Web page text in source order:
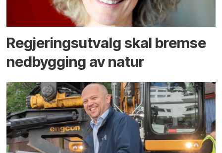
Regjerings­utvalg skal bremse
ned­bygging av natur